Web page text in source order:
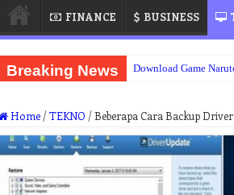
FINANCE BUSINESS
Breaking News Download Game
Home /TEKNO /Beberapa Cara Backup